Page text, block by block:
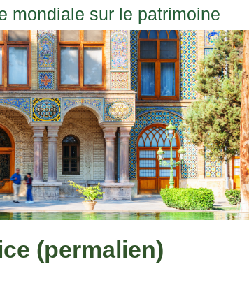
mondiale sur le patrimoine
(permalien)